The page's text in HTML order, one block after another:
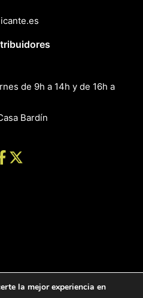
de 9h a 14h y de 16h a
Bardín
la mejor experiencia en